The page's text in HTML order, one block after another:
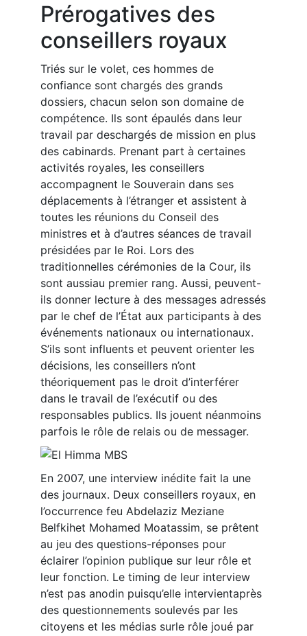
Prérogatives des
conseillers royaux
Triés sur le volet, ces hommes de
confiance sont chargés des grands
dossiers, chacun selon son domaine de
compétence. Ils sont épaulés dans leur
travail par deschargés de mission en plus
des cabinards. Prenant part à certaines
activités royales, les conseillers
accompagnent le Souverain dans ses
déplacements à l’étranger et assistent à
toutes les réunions du Conseil des
ministres et à d’autres séances de travail
présidées par le Roi. Lors des
traditionnelles cérémonies de la Cour, ils
sont aussiau premier rang. Aussi, peuvent-
ils donner lecture à des messages adressés
par le chef de l’État aux participants à des
événements nationaux ou internationaux.
S’ils sont influents et peuvent orienter les
décisions, les conseillers n’ont
théoriquement pas le droit d’interférer
dans le travail de l’exécutif ou des
responsables publics. Ils jouent néanmoins
parfois le rôle de relais ou de messager.
En 2007, une interview inédite fait la une
des journaux. Deux conseillers royaux, en
l’occurrence feu Abdelaziz Meziane
Belfkihet Mohamed Moatassim, se prêtent
au jeu des questions-réponses pour
éclairer l’opinion publique sur leur rôle et
leur fonction. Le timing de leur interview
n’est pas anodin puisqu’elle intervientaprès
des questionnements soulevés par les
citoyens et les médias surle rôle joué par